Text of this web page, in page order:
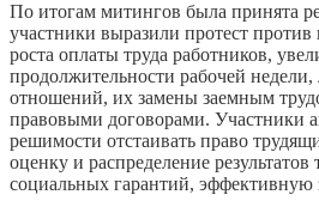
По итогам митингов была принята
участники выразили протест
роста оплаты труда работников,
продолжительности рабочей
отношений, их замены заемным
правовыми договорами. Участники
решимости отстаивать право
оценку и распределение
социальных гарантий, эффективную